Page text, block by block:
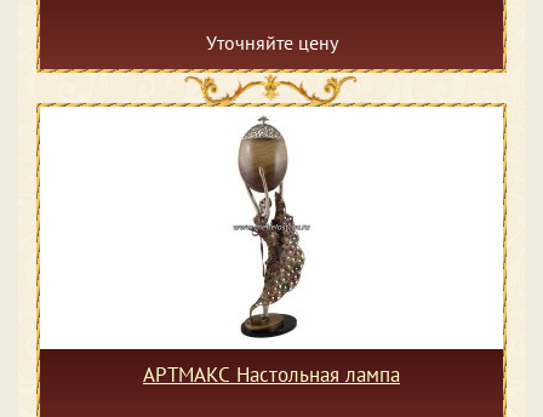
Уточняйте цену
АРТМАКС Настольная лампа